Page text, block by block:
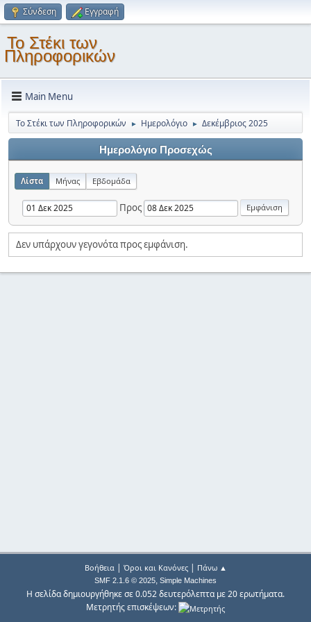
Σύνδεση Εγγραφή
Το Στέκι των
Πληροφορικών
Main Menu
Το Στέκι των Πληροφορικών ► Ημερολόγιο ► Δεκέμβριος 2025
Ημερολόγιο Προσεχώς
Λίστα Μήνας Εβδομάδα
Προς
Δεν υπάρχουν γεγονότα προς εμφάνιση.
Βοήθεια| Όροι και Κανόνες| Πάνω ▲
SMF 2.1.6 © 2025, Simple Machines
Η σελίδα δημιουργήθηκε σε 0.052 δευτερόλεπτα με 20 ερωτήματα.
Μετρητής επισκέψεων: